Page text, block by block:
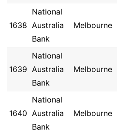
1638
National
Australia
Bank
Melbourne
1639
National
Australia
Bank
Melbourne
1640
National
Australia
Bank
Melbourne